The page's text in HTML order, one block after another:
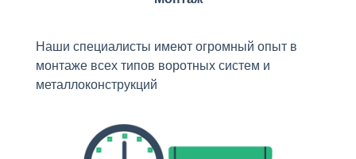
Наши специалисты имеют огромный опыт в
монтаже всех типов воротных систем и
металлоконструкций